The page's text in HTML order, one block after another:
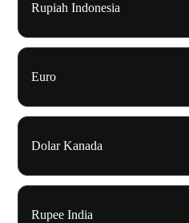
Rupiah Indonesia
Euro
Dolar Kanada
Rupee India